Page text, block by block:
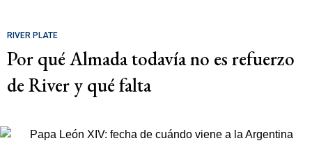
RIVER PLATE
Por qué Almada todavía no es refuerzo
de River y qué falta